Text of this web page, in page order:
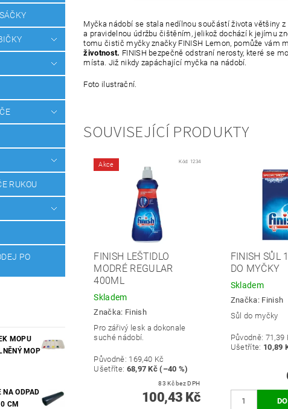
RUKOU
PO
MOPU
MOP
NA ODPAD
CM
Myčka nádobí se stala nedílnou součástí života většiny
a pravidelnou údržbu čištěním, jelikož dochází k jejímu
tomu čistič myčky značky FINISH Lemon, pomůže vám
životnost. FINISH bezpečně odstraní nerosty, které se
místa. Již nikdy zapáchající myčka na nádobí.
Foto ilustrační.
SOUVISEJÍCÍ PRODUKTY
Akce Kód: 1234
FINISH LEŠTIDLO
MODRÉ REGULAR
400ML
Skladem
Značka: Finish
Pro zářivý lesk a dokonale
suché nádobí.
Původně: 169,40 Kč
Ušetříte: 68,97 Kč (–40 %)
83 Kč bez DPH
100,43 Kč
FINISH SŮL
DO MYČKY
Skladem
Značka: Finish
Sůl do myčky
Původně: 71,39
Ušetříte: 10,89